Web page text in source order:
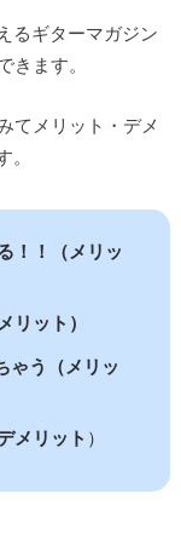
るギターマガジン
きます。
てメリット・デメ
！！（メリッ
リット）
ゃう（メリッ
メリット ）